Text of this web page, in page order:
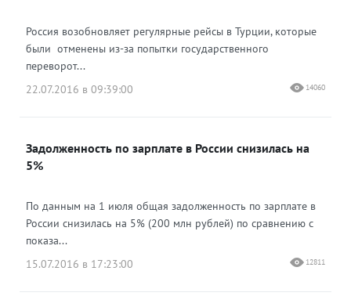
Россия возобновляет регулярные рейсы в Турции, которые
были отменены из-за попытки государственного
переворот...
22.07.2016 в 09:39:00
14060
Задолженность по зарплате в России снизилась на
5%
По данным на 1 июля общая задолженность по зарплате в
России снизилась на 5% (200 млн рублей) по сравнению с
показа...
15.07.2016 в 17:23:00
12811